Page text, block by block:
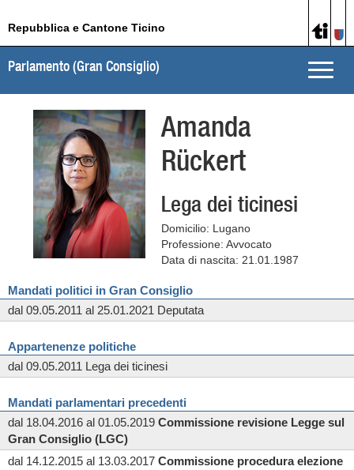
Repubblica e Cantone Ticino
Toggle
Parlamento (Gran Consiglio)
Amanda
Rückert
Lega dei ticinesi
Domicilio: Lugano
Professione: Avvocato
Data di nascita: 21.01.1987
Mandati politici in Gran Consiglio
dal 09.05.2011 al 25.01.2021 Deputata
Appartenenze politiche
dal 09.05.2011 Lega dei ticinesi
Mandati parlamentari precedenti
dal 18.04.2016 al 01.05.2019 Commissione revisione Legge sul
Gran Consiglio (LGC)
dal 14.12.2015 al 13.03.2017 Commissione procedura elezione